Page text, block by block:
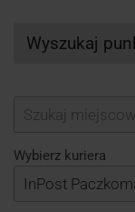
Wybierz kuriera